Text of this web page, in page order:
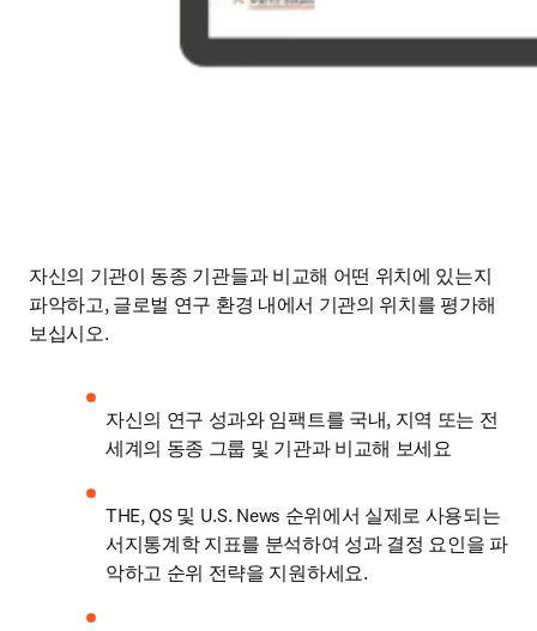
자신의 기관이 동종 기관들과 비교해 어떤 위치에 있는지
파악하고, 글로벌 연구 환경 내에서 기관의 위치를 평가해
보십시오.
자신의 연구 성과와 임팩트를 국내, 지역 또는 전
세계의 동종 그룹 및 기관과 비교해 보세요
THE, QS 및 U.S. News 순위에서 실제로 사용되는
서지통계학 지표를 분석하여 성과 결정 요인을 파
악하고 순위 전략을 지원하세요.